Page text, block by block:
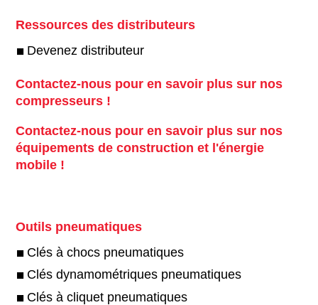
Ressources des distributeurs
Devenez distributeur
Contactez-nous pour en savoir plus sur nos
compresseurs !
Contactez-nous pour en savoir plus sur nos
équipements de construction et l'énergie
mobile !
Outils pneumatiques
Clés à chocs pneumatiques
Clés dynamométriques pneumatiques
Clés à cliquet pneumatiques